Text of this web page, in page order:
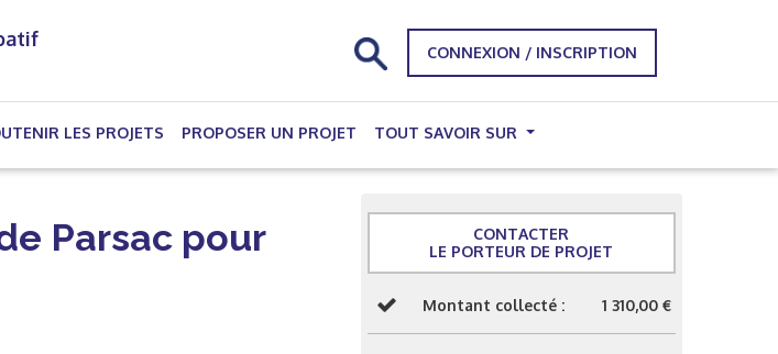
CONNEXION / INSCRIPTION
LES PROJETS PROPOSER UN PROJET TOUT SAVOIR SUR
Parsac pour
CONTACTER
LE PORTEUR DE PROJET
Montant collecté : 1 310,00 €